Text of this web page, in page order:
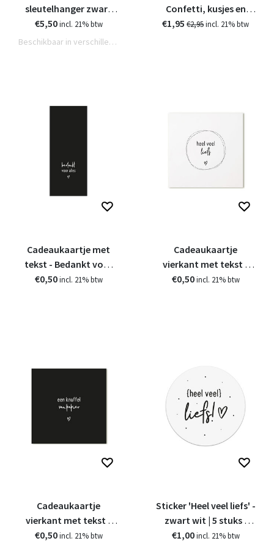
sleutelhanger zwart
wit met tekst
€5,50 incl. 21% btw
Beschikbaar in verschillende varianten
Confetti, kusjes en
knuffels voor jou
€1,95 €2,95incl. 21% btw
Cadeaukaartje met
tekst - Bedankt voor
alles
€0,50 incl. 21% btw
Cadeaukaartje
vierkant met tekst -
Heel veel liefs
€0,50 incl. 21% btw
Cadeaukaartje
vierkant met tekst -
Een knuffel van papier
€0,50 incl. 21% btw
Sticker 'Heel veel liefs' -
zwart wit | 5 stuks |
4,5cm
€1,00 incl. 21% btw